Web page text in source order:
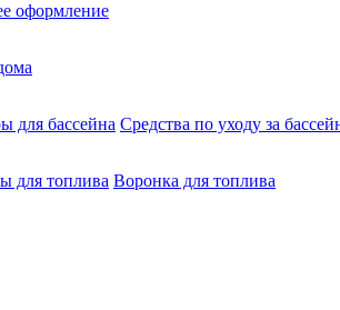
оформление
для бассейна Средства по уходу за
для топлива Воронка для топлива